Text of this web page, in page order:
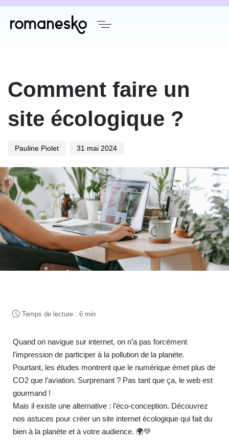
Comment faire un
site écologique ?
Pauline Piolet 31 mai 2024
Quand on navigue sur internet, on n’a pas forcément
l’impression de participer à la pollution de la planète.
Pourtant, les études montrent que le numérique émet plus de
CO2 que l’aviation. Surprenant ? Pas tant que ça, le web est
gourmand !
Mais il existe une alternative : l’éco-conception. Découvrez
nos astuces pour créer un site internet écologique qui fait du
bien à la planète et à votre audience. 🌍💚